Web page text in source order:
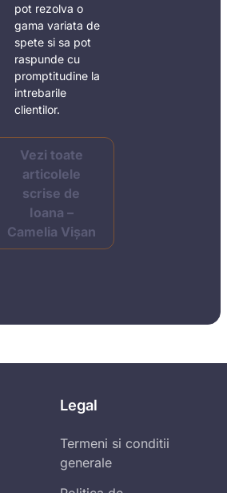
pot rezolva o
gama variata de
spete si sa pot
raspunde cu
promptitudine la
intrebarile
clientilor.
Vezi toate
articolele
scrise de
Ioana –
Camelia Vișan
Legal
Termeni si conditii
generale